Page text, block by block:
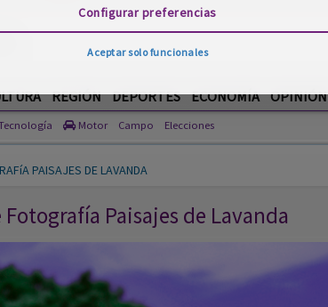
REGIÓN DEPORTES ECONOMÍA OPINIÓN
Motor
PAISAJES DE LAVANDA
Paisajes de Lavanda
Configurar preferencias
Aceptar solo funcionales